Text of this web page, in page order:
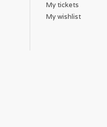
My tickets
My wishlist